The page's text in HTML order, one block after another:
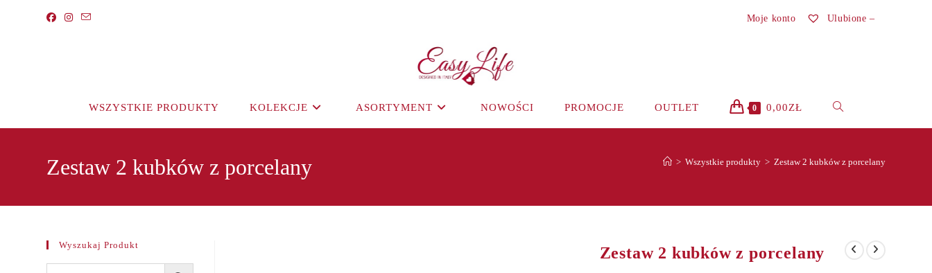
Moje konto Ulubione –
WSZYSTKIE PRODUKTY KOLEKCJE ASORTYMENT NOWOŚCI PROMOCJE OUTLET 0 0,00ZŁ TOGGLE
Zestaw 2 kubków z porcelany > Wszystkie produkty > Zestaw 2 kubków z porcelany
Zestaw 2 kubków z porcelany
Wyszukaj Produkt